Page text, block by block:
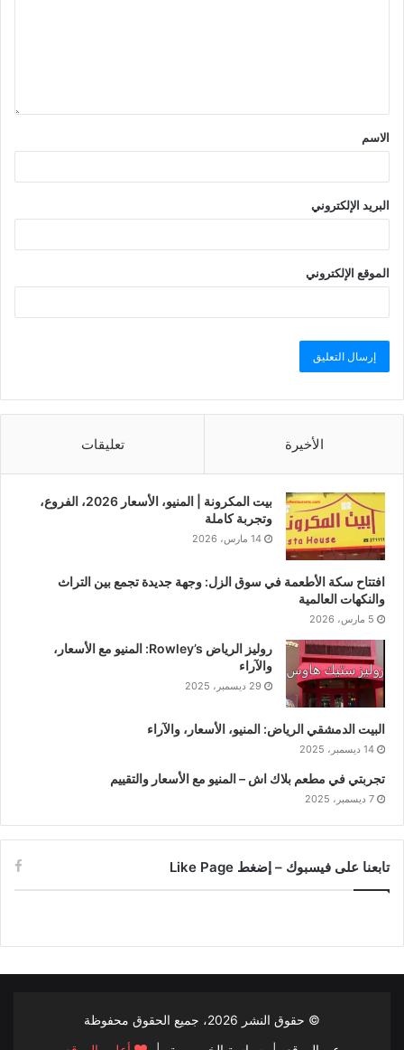
الاسم
البريد الإلكتروني
الموقع الإلكتروني
الأخيرة تعليقات
بيت المكرونة | المنيو، الأسعار 2026، الفروع،
وتجربة كاملة
14 مارس، 2026
افتتاح سكة الأطعمة في سوق الزل: وجهة جديدة تجمع بين التراث
والنكهات العالمية
5 مارس، 2026
روليز الرياض Rowley’s: المنيو مع الأسعار،
والآراء
29 ديسمبر، 2025
البيت الدمشقي الرياض: المنيو، الأسعار، والآراء
14 ديسمبر، 2025
تجربتي في مطعم بلاك اش – المنيو مع الأسعار والتقييم
7 ديسمبر، 2025
تابعنا على فيسبوك – إضغط Like Page
© حقوق النشر 2026، جميع الحقوق محفوظة